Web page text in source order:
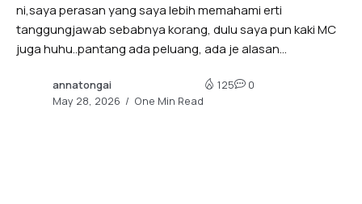
ni,saya perasan yang saya lebih memahami erti
tanggungjawab sebabnya korang, dulu saya pun kaki MC
juga huhu..pantang ada peluang, ada je alasan...
annatongai
May 28, 2026
One Min Read
125 0